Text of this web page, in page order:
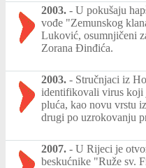
2003. - U pokušaju
vođe "Zemunskog
Luković, osumnjičeni
Zorana Đinđića.
2003. - Stručnjaci iz
identifikovali virus koji
pluća, kao novu vrstu
drugi po uzrokovanju
2007. - U Rijeci je
beskućnike "Ruže sv.